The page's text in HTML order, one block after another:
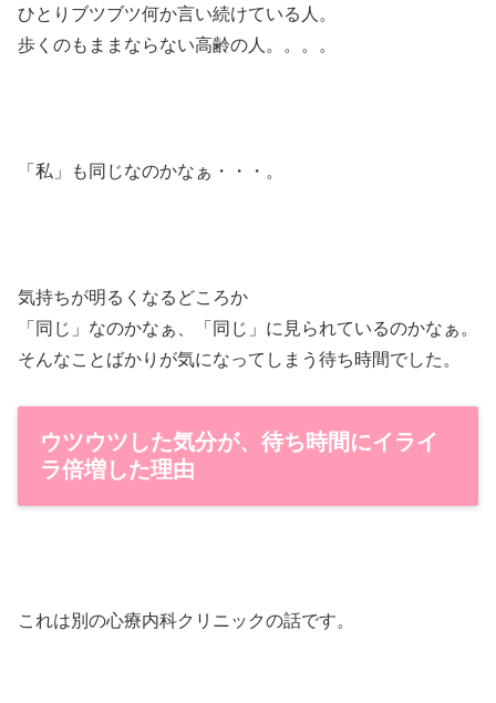
ひとりブツブツ何か言い続けている人。
歩くのもままならない高齢の人。。。。
「私」も同じなのかなぁ・・・。
気持ちが明るくなるどころか
「同じ」なのかなぁ、「同じ」に見られているのかなぁ。
そんなことばかりが気になってしまう待ち時間でした。
ウツウツした気分が、待ち時間にイライ
ラ倍増した理由
これは別の心療内科クリニックの話です。